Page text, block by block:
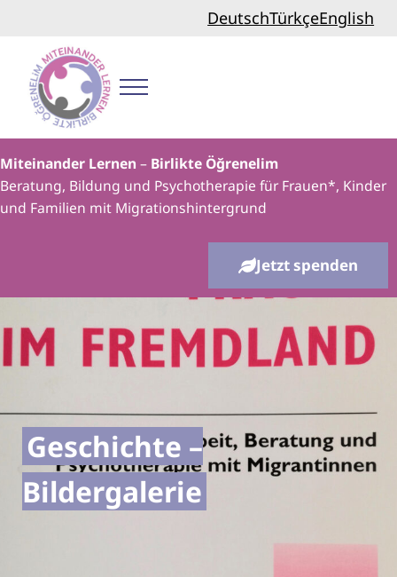
Skip to header right navigationDeutschTürkçeEnglish
Menu
Miteinander Lernen – Birlikte Öğrenelim
Beratung, Bildung und Psychotherapie für Frauen*, Kinder
und Familien mit Migrationshintergrund
Jetzt spenden
Geschichte –
Bildergalerie